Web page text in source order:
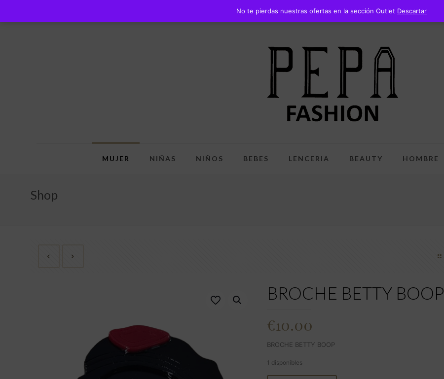
MUJER NIÑAS NIÑOS BEBES LENCERIA BEAUTY HOMBRE
Shop
BROCHE BETTY BOOP
€10.00
BROCHE BETTY BOOP
1 disponibles
No te pierdas nuestras ofertas en la sección Outlet Descartar